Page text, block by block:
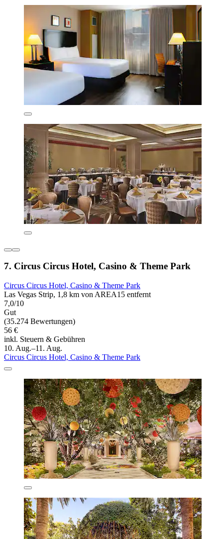
7. Circus Circus Hotel, Casino & Theme Park
Circus Circus Hotel, Casino & Theme Park
Las Vegas Strip, 1,8 km von AREA15 entfernt
7,0/10
Gut
(35.274 Bewertungen)
56 €
inkl. Steuern & Gebühren
10. Aug.–11. Aug.
Circus Circus Hotel, Casino & Theme Park